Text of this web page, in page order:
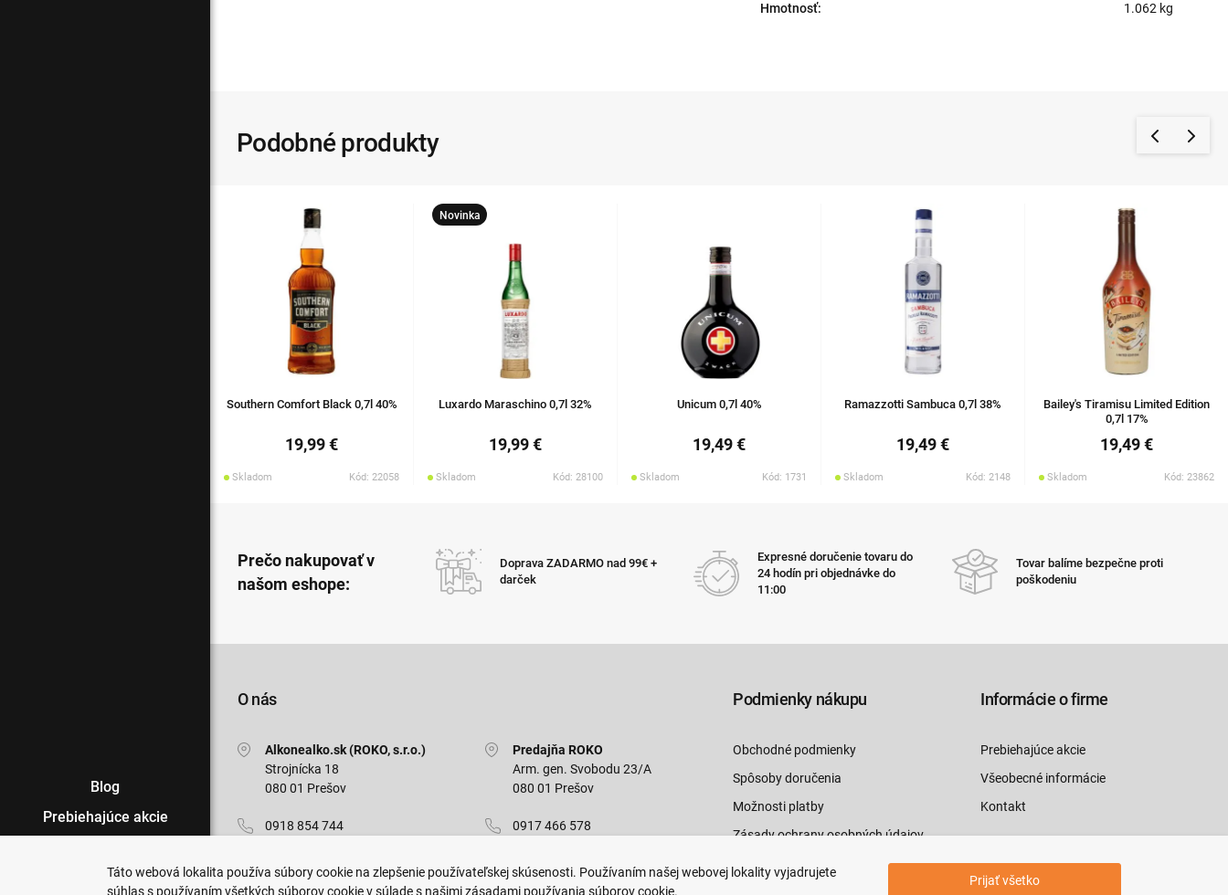
Hmotnosť: 1.062 kg
Podobné produkty
Southern Comfort Black 0,7l 40%
19,99 €
Skladom Kód: 22058
Novinka
Luxardo Maraschino 0,7l 32%
19,99 €
Skladom Kód: 28100
Unicum 0,7l 40%
19,49 €
Skladom Kód: 1731
Ramazzotti Sambuca 0,7l 38%
19,49 €
Skladom Kód: 2148
Bailey's Tiramisu Limited Edition
0,7l 17%
19,49 €
Skladom Kód: 23862
Prečo nakupovať v
našom eshope:
Doprava ZADARMO nad 99€ +
darček
Expresné doručenie tovaru do
24 hodín pri objednávke do
11:00
Tovar balíme bezpečne proti
poškodeniu
O nás
Alkonealko.sk (ROKO, s.r.o.)
Strojnícka 18
080 01 Prešov
0918 854 744
Predajňa ROKO
Arm. gen. Svobodu 23/A
080 01 Prešov
0917 466 578
Podmienky nákupu
Obchodné podmienky
Spôsoby doručenia
Možnosti platby
Zásady ochrany osobných údajov
Informácie o firme
Prebiehajúce akcie
Všeobecné informácie
Kontakt
Blog
Prebiehajúce akcie
PredajneTáto webová lokalita používa súbory cookie na zlepšenie používateľskej skúsenosti. Používaním našej webovej lokality vyjadrujete
súhlas s používaním všetkých súborov cookie v súlade s našimi zásadami používania súborov cookie.
Prijať všetko